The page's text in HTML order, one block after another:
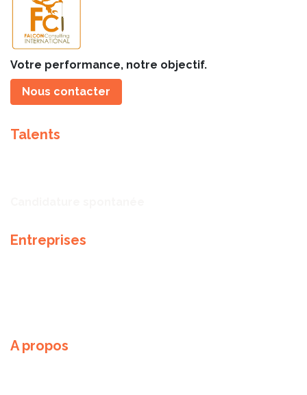
Votre performance, notre objectif.
Nous contacter
Talents
Entreprises
A propos